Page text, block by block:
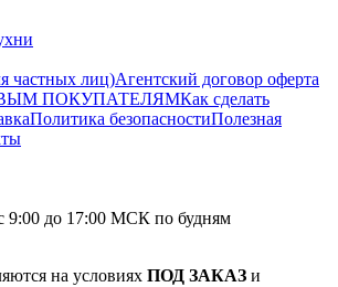
частных лиц)Агентский договор оферта
ПОКУПАТЕЛЯМКак сделать
Политика безопасностиПолезная
9:00 до 17:00 МСК по будням
на условиях ПОД ЗАКАЗ и